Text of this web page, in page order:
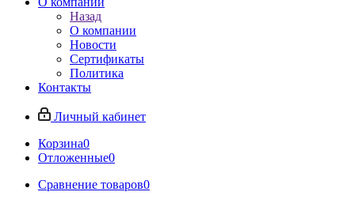
Назад
О компании
Новости
Сертификаты
Политика
Контакты
Личный кабинет
Корзина0
Отложенные0
Сравнение товаров0